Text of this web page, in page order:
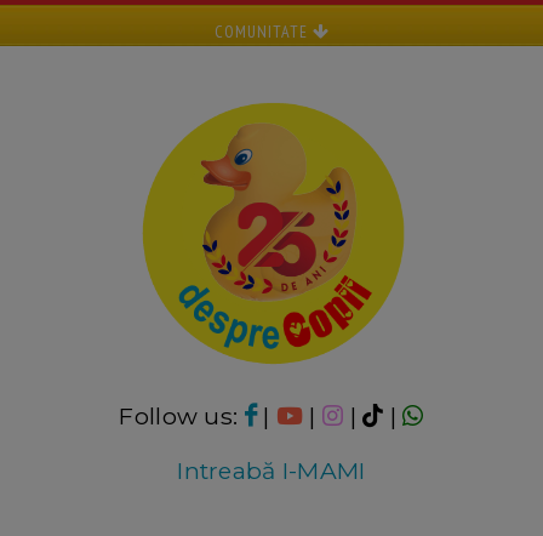
COMUNITATE
Follow us: | | |
|
Intreabă I-MAMI